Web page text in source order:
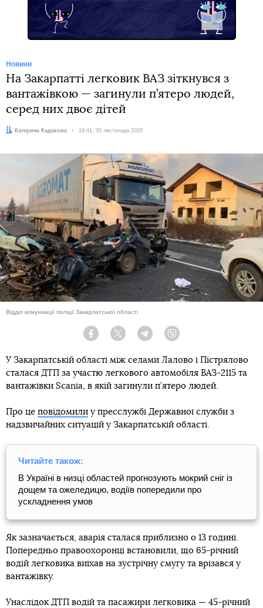
Новини
На Закарпатті легковик ВАЗ зіткнувся з
вантажівкою — загинули п’ятеро людей,
серед них двоє дітей
Автор:Катерина Кадакова Дата:
18:41, 30 листопада 2020
Відділ комунікації поліції Закарпатської області
Facebook Twitter Telegram
У Закарпатській області між селами Лалово і Пістрялово
сталася ДТП за участю легкового автомобіля ВАЗ-2115 та
вантажівки Scania, в якій загинули п’ятеро людей.
Про це повідомили у пресслужбі Державної служби з
надзвичайних ситуацій у Закарпатській області.
Читайте також:
В Україні в низці областей прогнозують мокрий сніг із
дощем та ожеледицю, водіїв попередили про
ускладнення умов
Як зазначається, аварія сталася приблизно о 13 годині.
Попередньо правоохоронці встановили, що 65-річний
водій легковика виїхав на зустрічну смугу та врізався у
вантажівку.
Унаслідок ДТП водій та пасажири легковика — 45-річний